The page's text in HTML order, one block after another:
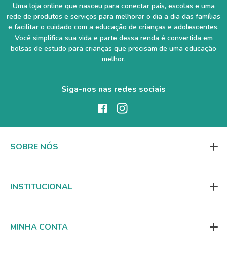
Uma loja online que nasceu para conectar pais, escolas e uma
rede de produtos e serviços para melhorar o dia a dia das famílias
e facilitar o cuidado com a educação de crianças e adolescentes.
Você simplifica sua vida e parte dessa renda é convertida em
bolsas de estudo para crianças que precisam de uma educação
melhor.
Siga-nos nas redes sociais
SOBRE NÓS
INSTITUCIONAL
MINHA CONTA